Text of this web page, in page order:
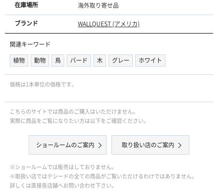
在庫場所 海外取り寄せ品
ブランド WALLQUEST (アメリカ)
関連キーワード
植物
動物 鳥 バード 木 グレー ホワイト
価格は1本単位の価格です｡
こちらのサイトでは商品のご購入はいただけません。
実際に商品をご覧になりたい方は以下をご確認ください。
ショールームのご案内 取り扱い店のご案内
※ショールームでは販売はしておりません。
※取扱い店ではテシードの全ての商品がご覧いただけるわけではありません。
詳しくは直接各店舗へお問い合わせ下さい。